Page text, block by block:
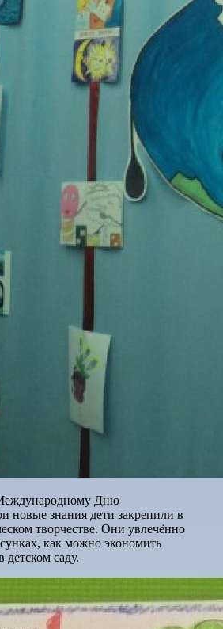
Дню
новые знания дети закрепили в
творчестве. Они увлечённо
как можно экономить
детском саду.